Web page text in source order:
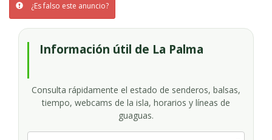
¿Es falso este anuncio?
Información útil de La Palma
Consulta rápidamente el estado de senderos, balsas,
tiempo, webcams de la isla, horarios y líneas de
guaguas.